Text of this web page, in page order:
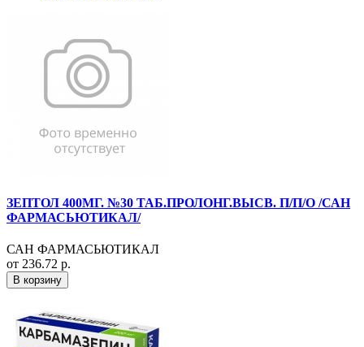
ЗЕПТОЛ 400МГ. №30 ТАБ.ПРОЛОНГ.ВЫСВ. П/П/О /САН
ФАРМАСЬЮТИКАЛ/
САН ФАРМАСЬЮТИКАЛ
от 236.72 р.
В корзину